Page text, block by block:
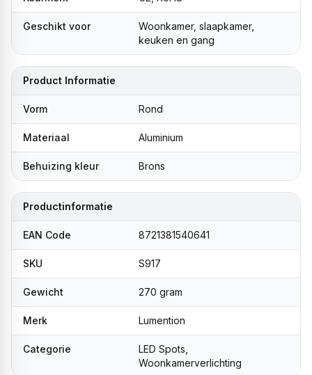
Geschikt voor
Woonkamer, slaapkamer,
keuken en gang
Product Informatie
Vorm Rond
Materiaal Aluminium
Behuizing kleur Brons
Productinformatie
EAN Code 8721381540641
SKU S917
Gewicht 270 gram
Merk Lumention
Categorie
LED Spots,
Woonkamerverlichting